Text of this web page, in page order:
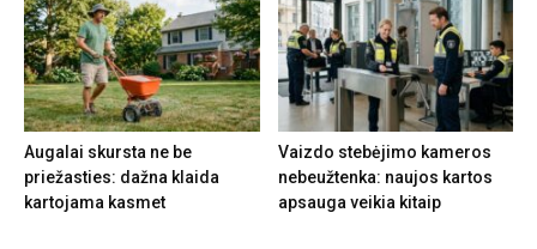
Augalai skursta ne be
priežasties: dažna klaida
kartojama kasmet
Vaizdo stebėjimo kameros
nebeužtenka: naujos kartos
apsauga veikia kitaip